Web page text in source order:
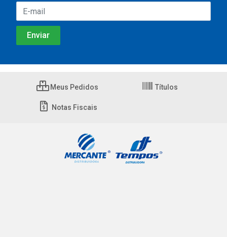
Meus Pedidos Títulos
Notas Fiscais